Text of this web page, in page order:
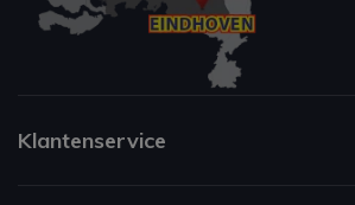
Klantenservice